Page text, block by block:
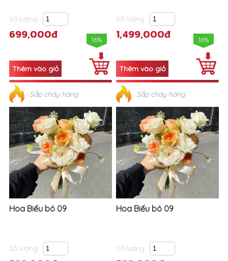
Số lượng
699,000đ 16%
Sắp cháy hàng
Số lượng
1,499,000đ 16%
Sắp cháy hàng
Hoa Biếu bó 09
Số lượng
Hoa Biếu bó 09
Số lượng